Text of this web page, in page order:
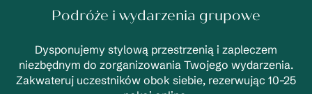
Podróże i wydarzenia grupowe
Dysponujemy stylową przestrzenią i zapleczem
niezbędnym do zorganizowania Twojego wydarzenia.
Zakwateruj uczestników obok siebie, rezerwując 10–25